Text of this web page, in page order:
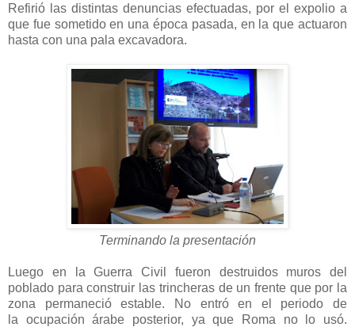
Refirió las distintas denuncias efectuadas, por el expolio a
que fue sometido en una época pasada, en la que actuaron
hasta con una pala excavadora.
Terminando la presentación
Luego en la Guerra Civil fueron destruidos muros del
poblado para construir las trincheras de un frente que por la
zona permaneció estable. No entró en el periodo de
la ocupación árabe posterior, ya que Roma no lo usó.